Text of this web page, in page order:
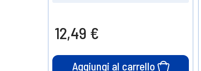
15%
12,49 €
Aggiungi al carrello